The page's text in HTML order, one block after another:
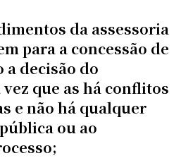
da assessoria
para a concessão de
decisão do
que as há conflitos
e não há qualquer
ou ao